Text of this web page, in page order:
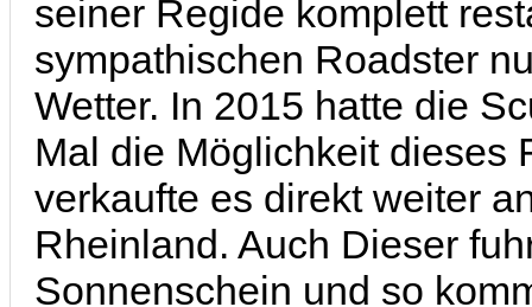
seiner Regide komplett
sympathischen Roadster
Wetter. In 2015 hatte die
Mal die Möglichkeit dieses
verkaufte es direkt weiter
Rheinland. Auch Dieser
Sonnenschein und so